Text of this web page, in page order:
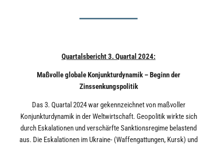
Quartalsbericht 3. Quartal 2024:
Maßvolle globale Konjunkturdynamik – Beginn der
Zinssenkungspolitik
Das 3. Quartal 2024 war gekennzeichnet von maßvoller
Konjunkturdynamik in der Weltwirtschaft. Geopolitik wirkte sich
durch Eskalationen und verschärfte Sanktionsregime belastend
aus. Die Eskalationen im Ukraine- (Waffengattungen, Kursk) und